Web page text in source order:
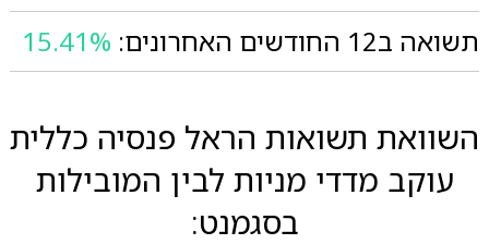
תשואה ב12 החודשים האחרונים:
15.41%
השוואת תשואות הראל פנסיה כללית
עוקב מדדי מניות לבין המובילות
בסגמנט: